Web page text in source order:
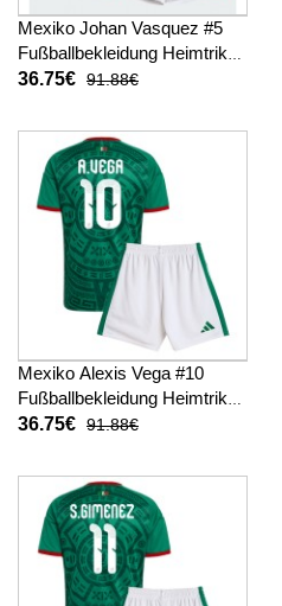
Mexiko Johan Vasquez #5
Fußballbekleidung Heimtrikot
Kinder WM 2026 Kurzarm (+
36.75€ 91.88€
Mexiko Alexis Vega #10
Fußballbekleidung Heimtrikot
Kinder WM 2026 Kurzarm (+
36.75€ 91.88€